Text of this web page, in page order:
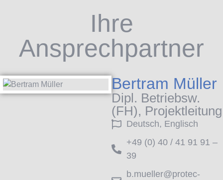
Ihre
Ansprechpartner
Bertram Müller
Dipl. Betriebsw.
(FH), Projektleitung
Deutsch, Englisch
+49 (0) 40 / 41 91 91 –
39
b.mueller@protec-